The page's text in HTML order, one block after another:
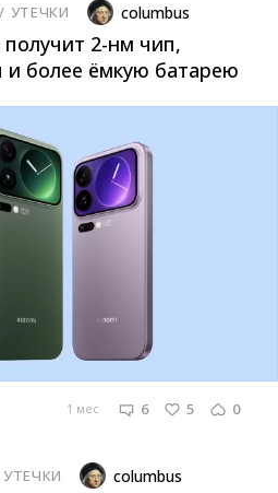
/ УТЕЧКИ columbus
2-нм чип,
более ёмкую батарею
1 мес 6 5 0
УТЕЧКИ columbus